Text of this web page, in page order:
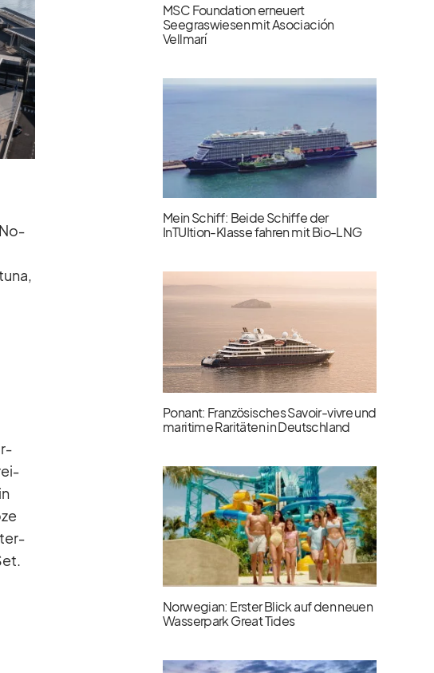
No­
MSC Foundation erneuert
Seegraswiesen mit Asociación
Vellmarí
Mein Schiff: Beide Schiffe der
InTUItion-Klasse fahren mit Bio-LNG
Ponant: Französisches Savoir-vivre und
maritime Raritäten in Deutschland
Norwegian: Erster Blick auf den neuen
Wasserpark Great Tides